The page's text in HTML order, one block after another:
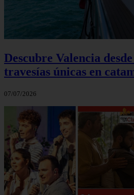
Descubre Valencia
travesías únicas en
07/07/2026